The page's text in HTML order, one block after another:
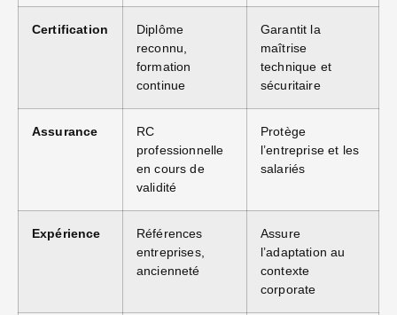
Certification
Diplôme
reconnu,
formation
continue
Garantit la
maîtrise
technique et
sécuritaire
Assurance
RC
professionnelle
en cours de
validité
Protège
l’entreprise et les
salariés
Expérience
Références
entreprises,
ancienneté
Assure
l’adaptation au
contexte
corporate